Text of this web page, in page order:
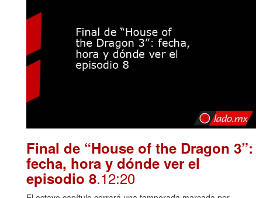
Final de “House of the Dragon 3”:
fecha, hora y dónde ver el
episodio 8.12:20